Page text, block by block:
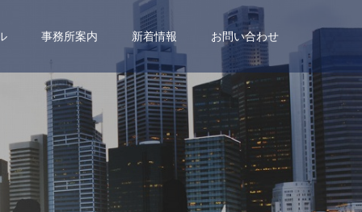
事務所案内 新着情報 お問い合わせ